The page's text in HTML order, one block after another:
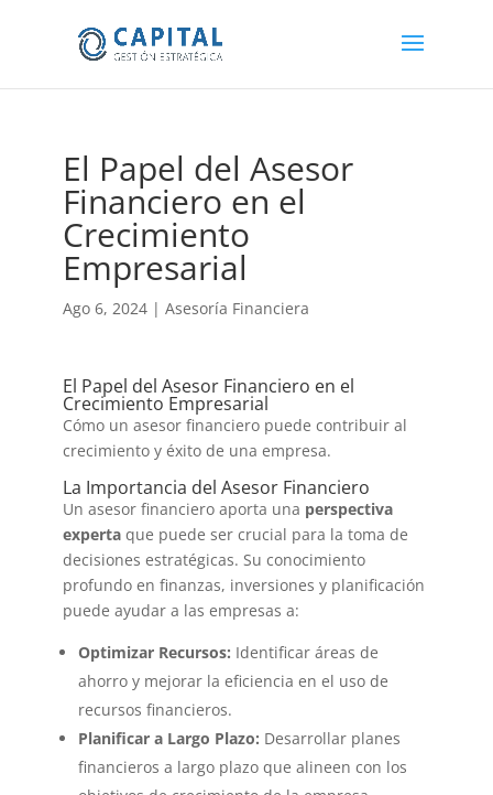
El Papel del Asesor
Financiero en el
Crecimiento
Empresarial
Ago 6, 2024| Asesoría Financiera
El Papel del Asesor Financiero en el
Crecimiento Empresarial
Cómo un asesor financiero puede contribuir al
crecimiento y éxito de una empresa.
La Importancia del Asesor Financiero
Un asesor financiero aporta una perspectiva
expertaque puede ser crucial para la toma de
decisiones estratégicas. Su conocimiento
profundo en finanzas, inversiones y planificación
puede ayudar a las empresas a:
Optimizar Recursos: Identificar áreas de
ahorro y mejorar la eficiencia en el uso de
recursos financieros.
Planificar a Largo Plazo: Desarrollar planes
financieros a largo plazo que alineen con los